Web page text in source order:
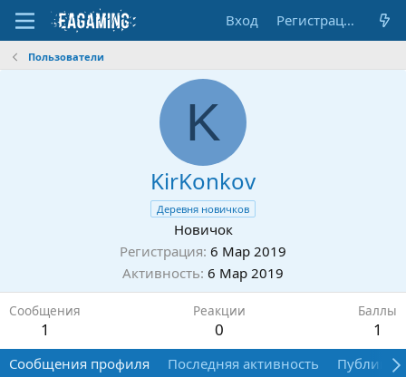
Вход Регистрация
Пользователи
K
KirKonkov
Деревня новичков
Новичок
Регистрация 6 Мар 2019
Активность 6 Мар 2019
Сообщения
1
Реакции
0
Баллы
1
Сообщения профиля Последняя активность